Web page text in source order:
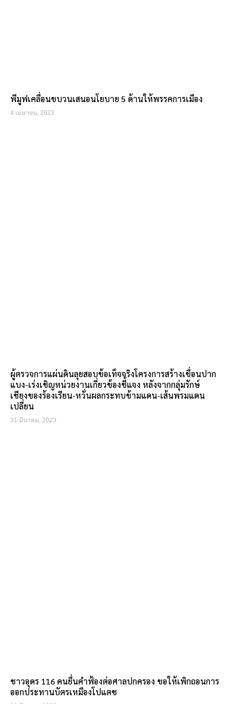
พีมูฟเคลื่อนขบวนเสนอนโยบาย 5 ด้านให้พรรคการเมือง
4 เมษายน, 2023
ผู้ตรวจการแผ่นดินลุยสอบข้อเท็จจริงโครงการสร้างเขื่อนปาก
แบง-เร่งเชิญหน่วยงานเกี่ยวข้องชี้แจง หลังจากกลุ่มรักษ์
เชียงของร้องเรียน-หวั่นผลกระทบข้ามแดน-เส้นพรมแดน
เปลี่ยน
31 มีนาคม, 2023
ชาวอุดร 116 คนยื่นคำฟ้องต่อศาลปกครอง ขอให้เพิกถอนการ
ออกประทานบัตรเหมืองโปแตช